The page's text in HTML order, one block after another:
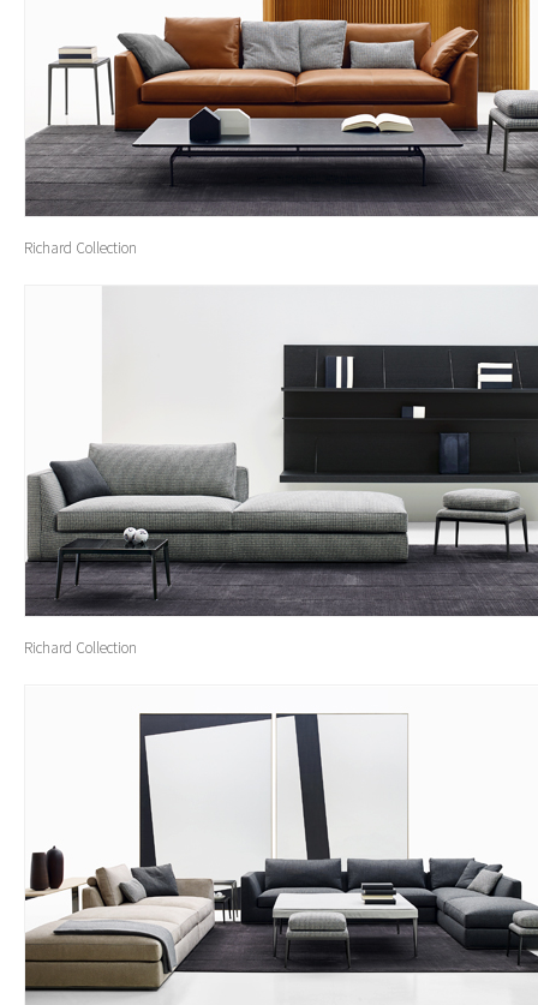
Richard Collection
Richard Collection